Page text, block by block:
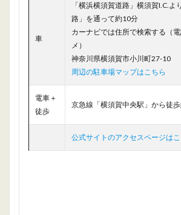
車
「横浜横須賀道路」横須賀I.C.よ
路」を通って約10分
カーナビでは住所で検索する（
メ）
神奈川県横須賀市小川町27-10
周辺の駐車場マップはこちら
電車＋
徒歩
京急線「横須賀中央駅」から徒
公式サイトのアクセスページはこ